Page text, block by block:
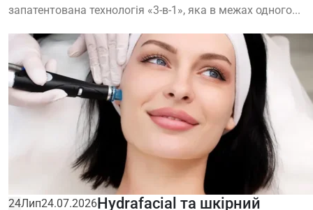
запатентована технологія «3-в-1», яка в межах одного...
24Лип24.07.2026Hydrafacial та шкірний